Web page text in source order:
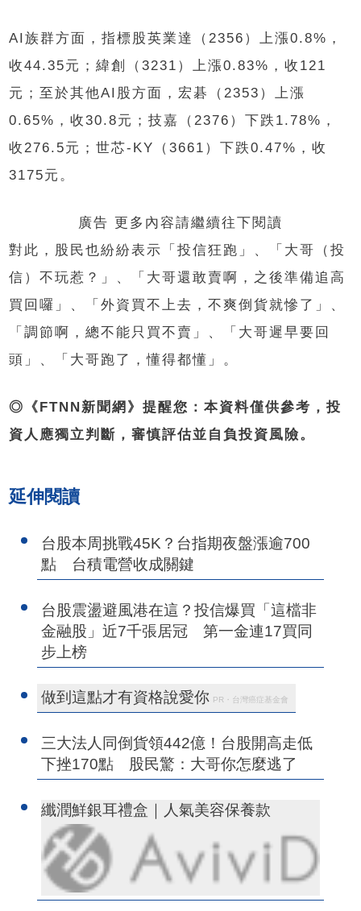
AI族群方面，指標股英業達（2356）上漲0.8%，
收44.35元；緯創（3231）上漲0.83%，收121
元；至於其他AI股方面，宏碁（2353）上漲
0.65%，收30.8元；技嘉（2376）下跌1.78%，
收276.5元；世芯-KY（3661）下跌0.47%，收
3175元。
廣告 更多內容請繼續往下閱讀
對此，股民也紛紛表示「投信狂跑」、「大哥（投
信）不玩惹？」、「大哥還敢賣啊，之後準備追高
買回囉」、「外資買不上去，不爽倒貨就慘了」、
「調節啊，總不能只買不賣」、「大哥遲早要回
頭」、「大哥跑了，懂得都懂」。
◎《FTNN新聞網》提醒您：本資料僅供參考，投
資人應獨立判斷，審慎評估並自負投資風險。
延伸閱讀
台股本周挑戰45K？台指期夜盤漲逾700
點 台積電營收成關鍵
台股震盪避風港在這？投信爆買「這檔非
金融股」近7千張居冠 第一金連17買同
步上榜
做到這點才有資格說愛你 PR・台灣癌症基金會
三大法人同倒貨領442億！台股開高走低
下挫170點 股民驚：大哥你怎麼逃了
纖潤鮮銀耳禮盒｜人氣美容保養款